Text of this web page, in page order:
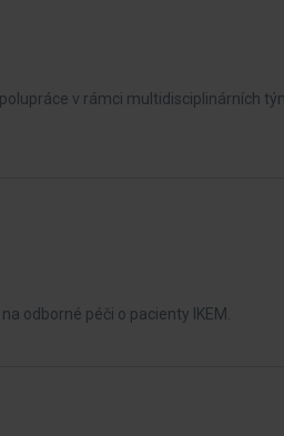
v rámci multidisciplinárních
odborné péči o pacienty IKEM.